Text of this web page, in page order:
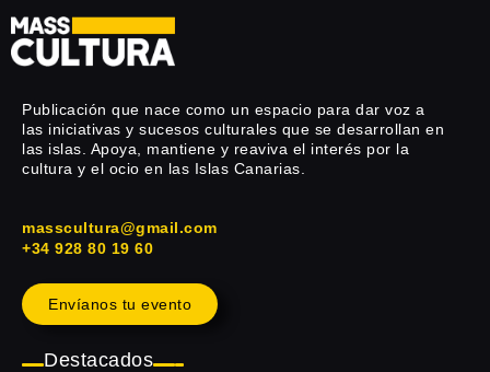
Publicación que nace como un espacio para dar voz a
las iniciativas y sucesos culturales que se desarrollan en
las islas. Apoya, mantiene y reaviva el interés por la
cultura y el ocio en las Islas Canarias.
masscultura@gmail.com
+34 928 80 19 60
Envíanos tu evento
Destacados